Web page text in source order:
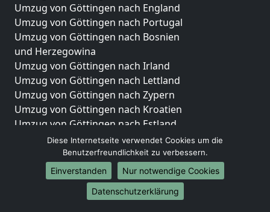
Umzug von Göttingen nach England
Umzug von Göttingen nach Portugal
Umzug von Göttingen nach Bosnien
und Herzegowina
Umzug von Göttingen nach Irland
Umzug von Göttingen nach Lettland
Umzug von Göttingen nach Zypern
Umzug von Göttingen nach Kroatien
Umzug von Göttingen nach Estland
Umzug von Göttingen nach Finnland
Umzug von Göttingen nach Frankreich
Umzug von Göttingen nach Griechenland
Umzug von Göttingen nach Italien
Umzug von Göttingen nach Liechtenstein
Diese Internetseite verwendet Cookies um die
Benutzerfreundlichkeit zu verbessern.
Einverstanden
Nur notwendige Cookies
Datenschutzerklärung